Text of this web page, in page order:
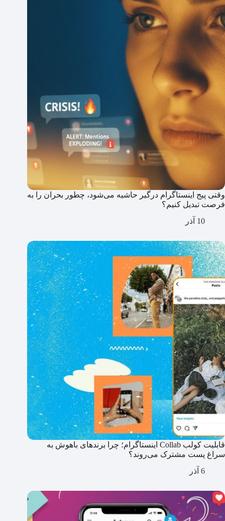
وقتی پیج اینستاگرام درگیر حاشیه می‌شود، چطور بحران را به
فرصت تبدیل کنیم؟
10 آذر
قابلیت کولب Collab اینستاگرام؛ چرا برندهای باهوش به
سراغ پست مشترک می‌روند؟
6 آذر